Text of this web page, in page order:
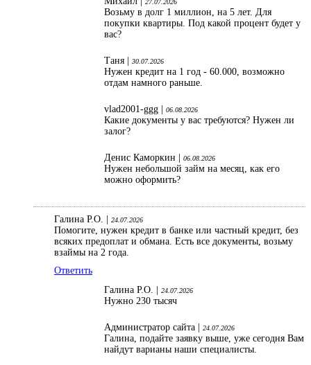
27.07.2026
Возьму в долг 1 миллион, на 5 лет. Для
покупки квартиры. Под какой процент будет у
вас?
Таня | 30.07.2026
Нужен кредит на 1 год - 60.000, возможно
отдам намного раньше.
vlad2001-ggg | 06.08.2026
Какие документы у вас требуются? Нужен ли
залог?
Денис Каморкин | 06.08.2026
Нужен небольшой займ на месяц, как его
можно оформить?
Галина Р.О. | 24.07.2026
Помогите, нужен кредит в банке или частный кредит, без
всяких предоплат и обмана. Есть все документы, возьму
взаймы на 2 года.
Ответить
Галина Р.О. |
24.07.2026
Нужно 230 тысяч
Администратор сайта | 24.07.2026
Галина, подайте заявку выше, уже сегодня Вам
найдут варианы наши специалисты.